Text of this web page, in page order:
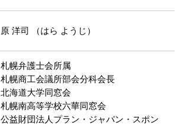
原 洋司 （はら ようじ）
札幌弁護士会所属
札幌商工会議所部会分科会長
北海道大学同窓会
札幌南高等学校六華同窓会
公益財団法人プラン・ジャパン・スポン